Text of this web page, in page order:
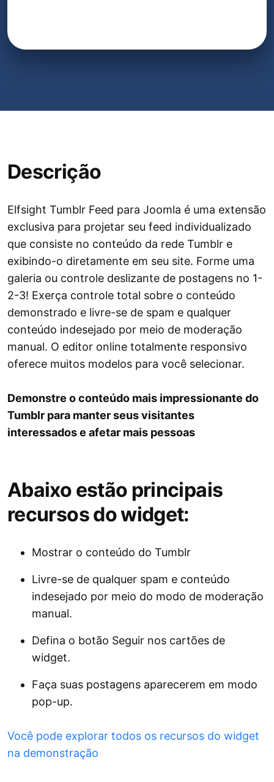
Descrição
Elfsight Tumblr Feed para Joomla é uma extensão
exclusiva para projetar seu feed individualizado
que consiste no conteúdo da rede Tumblr e
exibindo-o diretamente em seu site. Forme uma
galeria ou controle deslizante de postagens no 1-
2-3! Exerça controle total sobre o conteúdo
demonstrado e livre-se de spam e qualquer
conteúdo indesejado por meio de moderação
manual. O editor online totalmente responsivo
oferece muitos modelos para você selecionar.
Demonstre o conteúdo mais impressionante do
Tumblr para manter seus visitantes
interessados ​​e afetar mais pessoas
Abaixo estão principais
recursos do widget:
Mostrar o conteúdo do Tumblr
Livre-se de qualquer spam e conteúdo
indesejado por meio do modo de moderação
manual.
Defina o botão Seguir nos cartões de
widget.
Faça suas postagens aparecerem em modo
pop-up.
Você pode explorar todos os recursos do widget
na demonstração